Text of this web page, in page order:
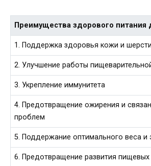
Преимущества здорового питания
1. Поддержка здоровья кожи и шерсти
2. Улучшение работы
3. Укрепление иммунитета
4. Предотвращение ожирения и
проблем
5. Поддержание оптимального веса и
6. Предотвращение развития пищевых